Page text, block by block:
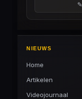
NIEUWS
Home
Artikelen
Videojournaal